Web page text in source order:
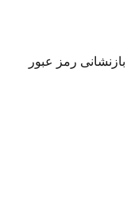
رمز عبور